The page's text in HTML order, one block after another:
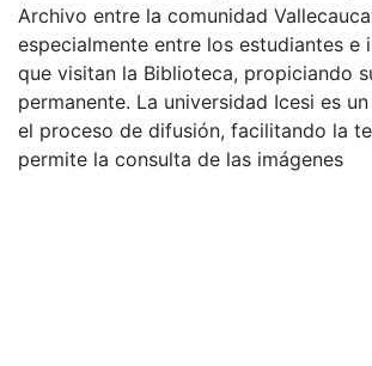
Archivo entre la comunidad
especialmente entre los estudiantes e
que visitan la Biblioteca, propiciando
permanente. La universidad Icesi es
el proceso de difusión, facilitando la
permite la consulta de las imágenes